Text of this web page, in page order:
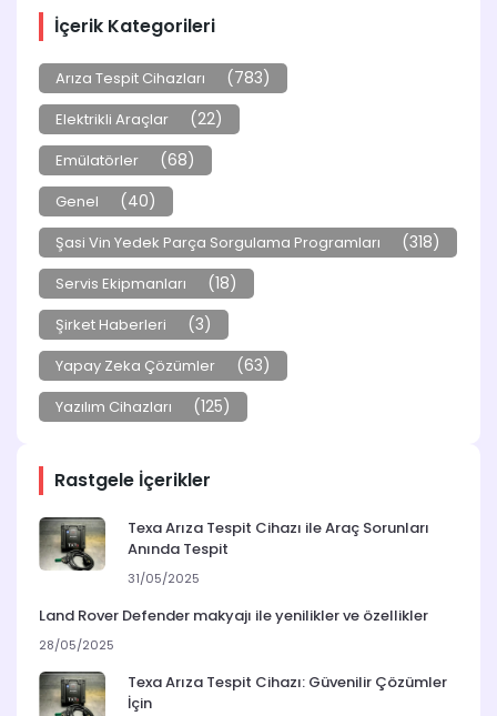
İçerik Kategorileri
Arıza Tespit Cihazları (783)
Elektrikli Araçlar (22)
Emülatörler (68)
Genel (40)
Şasi Vin Yedek Parça Sorgulama Programları (318)
Servis Ekipmanları (18)
Şirket Haberleri (3)
Yapay Zeka Çözümler (63)
Yazılım Cihazları (125)
Rastgele İçerikler
Texa Arıza Tespit Cihazı ile Araç Sorunları
Anında Tespit
31/05/2025
Land Rover Defender makyajı ile yenilikler ve özellikler
28/05/2025
Texa Arıza Tespit Cihazı: Güvenilir Çözümler
İçin